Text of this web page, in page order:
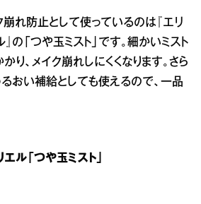
れ防止として使っているのは『エリ
の「つや玉ミスト」です。細かいミスト
り、メイク崩れしにくくなります。さら
おい補給としても使えるので、一品
ル「つや玉ミスト」